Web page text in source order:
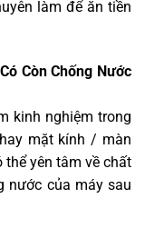
làm để ăn tiền
Còn Chống Nước
kinh nghiệm trong
mặt kính / màn
thể yên tâm về chất
nước của máy sau